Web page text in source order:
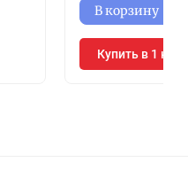
В корзину
Купить в 1 клик